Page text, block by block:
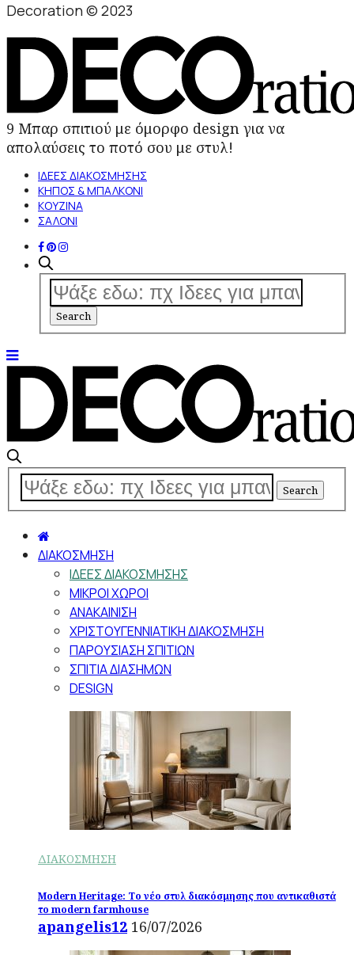
Decoration © 2023
9 Μπαρ σπιτιού με όμορφο design για να
απολαύσεις το ποτό σου με στυλ!
ΙΔΕΕΣ ΔΙΑΚΟΣΜΗΣΗΣ
ΚΗΠΟΣ & ΜΠΑΛΚΟΝΙ
ΚΟΥΖΙΝΑ
ΣΑΛΟΝΙ
ΔΙΑΚΟΣΜΗΣΗ
ΙΔΕΕΣ ΔΙΑΚΟΣΜΗΣΗΣ
ΜΙΚΡΟΙ ΧΩΡΟΙ
ΑΝΑΚΑΙΝΙΣΗ
ΧΡΙΣΤΟΥΓΕΝΝΙΑΤΙΚΗ ΔΙΑΚΟΣΜΗΣΗ
ΠΑΡΟΥΣΙΑΣΗ ΣΠΙΤΙΩΝ
ΣΠΙΤΙΑ ΔΙΑΣΗΜΩΝ
DESIGN
ΔΙΑΚΟΣΜΗΣΗ
Modern Heritage: Το νέο στυλ διακόσμησης που αντικαθιστά
το modern farmhouse
apangelis12 16/07/2026